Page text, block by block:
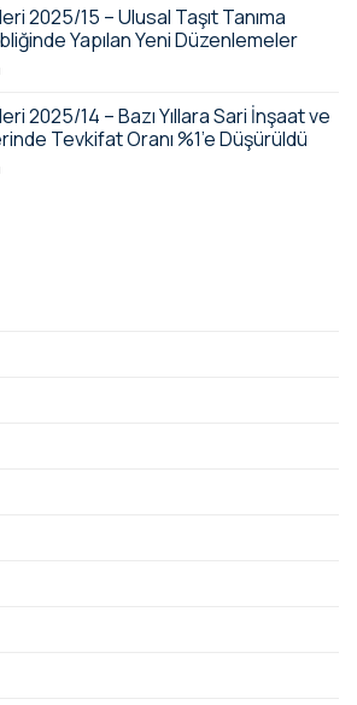
2025/15 – Ulusal Taşıt Tanıma
Yapılan Yeni Düzenlemeler
2025/14 – Bazı Yıllara Sari İnşaat ve
Tevkifat Oranı %1’e Düşürüldü